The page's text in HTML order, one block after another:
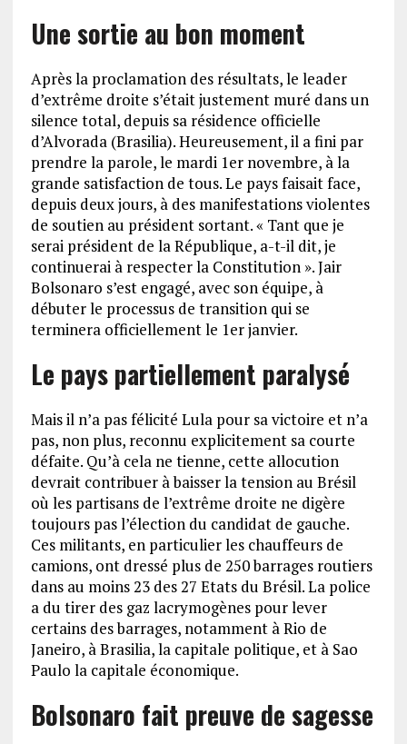
Une sortie au bon moment
Après la proclamation des résultats, le leader
d’extrême droite s’était justement muré dans un
silence total, depuis sa résidence officielle
d’Alvorada (Brasilia). Heureusement, il a fini par
prendre la parole, le mardi 1er novembre, à la
grande satisfaction de tous. Le pays faisait face,
depuis deux jours, à des manifestations violentes
de soutien au président sortant. « Tant que je
serai président de la République, a-t-il dit, je
continuerai à respecter la Constitution ». Jair
Bolsonaro s’est engagé, avec son équipe, à
débuter le processus de transition qui se
terminera officiellement le 1er janvier.
Le pays partiellement paralysé
Mais il n’a pas félicité Lula pour sa victoire et n’a
pas, non plus, reconnu explicitement sa courte
défaite. Qu’à cela ne tienne, cette allocution
devrait contribuer à baisser la tension au Brésil
où les partisans de l’extrême droite ne digère
toujours pas l’élection du candidat de gauche.
Ces militants, en particulier les chauffeurs de
camions, ont dressé plus de 250 barrages routiers
dans au moins 23 des 27 Etats du Brésil. La police
a du tirer des gaz lacrymogènes pour lever
certains des barrages, notamment à Rio de
Janeiro, à Brasilia, la capitale politique, et à Sao
Paulo la capitale économique.
Bolsonaro fait preuve de sagesse